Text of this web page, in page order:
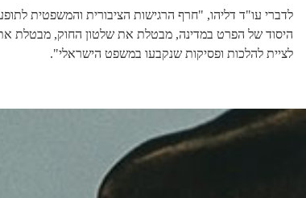
לדברי עו"ד דליהו, "חרף הרגישות הציבורית והמשפטית
היסוד של הפרט במדינה, מבטלת את שלטון החוק, מבטלת
לציית להלכות ופסיקות שנקבעו במשפט הישראלי".